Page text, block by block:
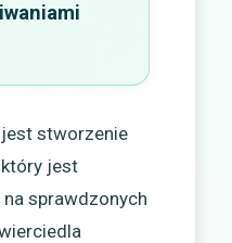
stworzenie
jest
sprawdzonych